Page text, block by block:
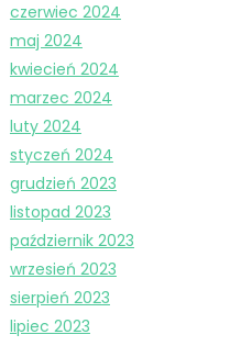
czerwiec 2024
maj 2024
kwiecień 2024
marzec 2024
luty 2024
styczeń 2024
grudzień 2023
listopad 2023
październik 2023
wrzesień 2023
sierpień 2023
lipiec 2023